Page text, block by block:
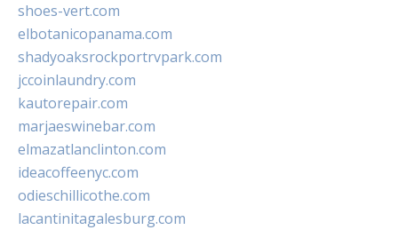
shoes-vert.com
elbotanicopanama.com
shadyoaksrockportrvpark.com
jccoinlaundry.com
kautorepair.com
marjaeswinebar.com
elmazatlanclinton.com
ideacoffeenyc.com
odieschillicothe.com
lacantinitagalesburg.com